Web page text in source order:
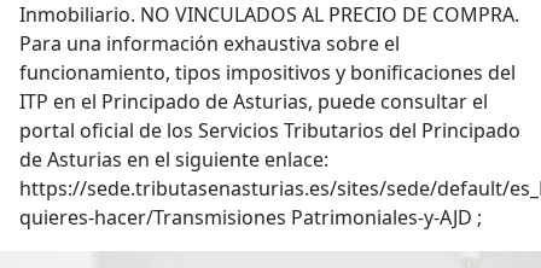
Inmobiliario. NO VINCULADOS AL PRECIO DE COMPRA.
Para una información exhaustiva sobre el
funcionamiento, tipos impositivos y bonificaciones del
ITP en el Principado de Asturias, puede consultar el
portal oficial de los Servicios Tributarios del Principado
de Asturias en el siguiente enlace:
https://sede.tributasenasturias.es/sites/sede/default/
quieres-hacer/Transmisiones Patrimoniales-y-AJD ;